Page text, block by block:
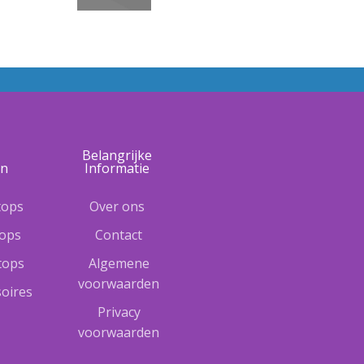
Belangrijke
Informatie
Over ons
Contact
Algemene
voorwaarden
Privacy
voorwaarden